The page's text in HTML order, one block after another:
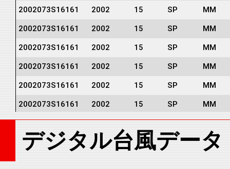
2002073S16161 2002 15 SP MM
2002073S16161 2002 15 SP MM
2002073S16161 2002 15 SP MM
2002073S16161 2002 15 SP MM
2002073S16161 2002 15 SP MM
2002073S16161 2002 15 SP MM
2002073S16161 2002 15 SP MM
2002073S16161 2002 15 SP MM
デジタル台風データ